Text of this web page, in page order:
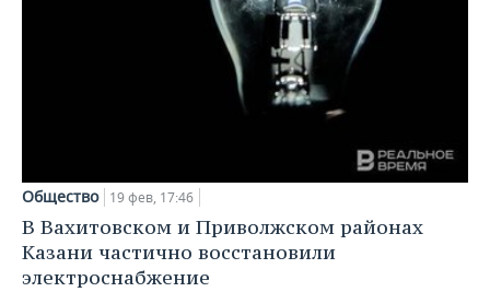
Общество 19 фев, 17:46
В Вахитовском и Приволжском районах
Казани частично восстановили
электроснабжение